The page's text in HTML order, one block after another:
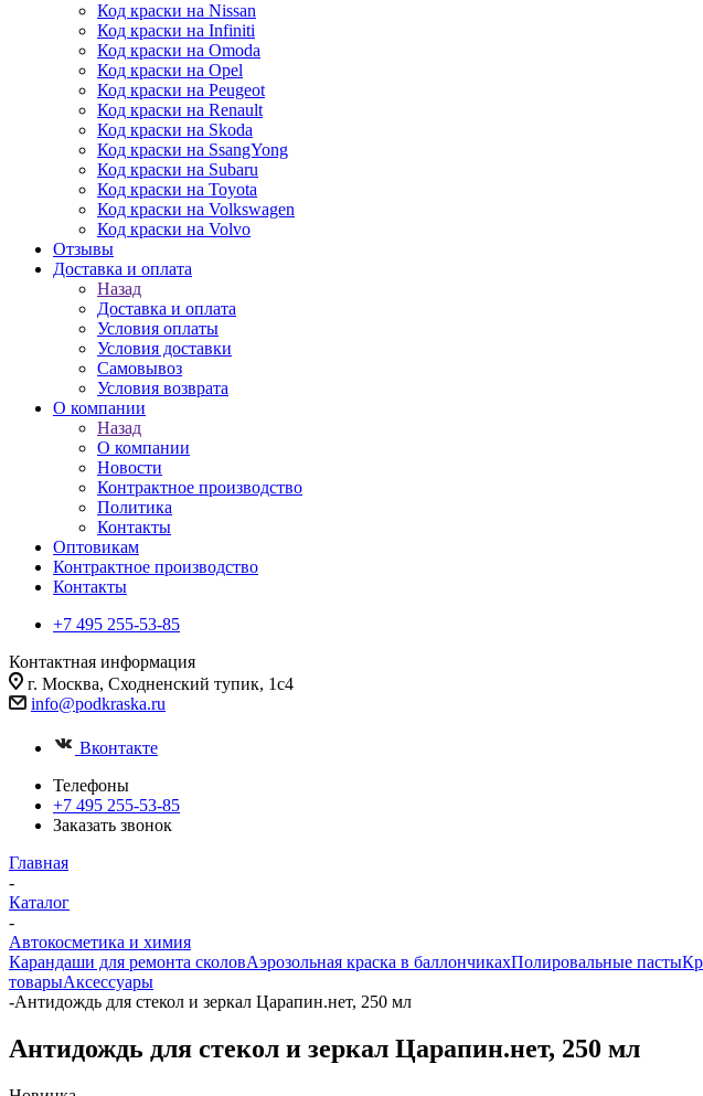
Код краски на Nissan
Код краски на Infiniti
Код краски на Omoda
Код краски на Opel
Код краски на Peugeot
Код краски на Renault
Код краски на Skoda
Код краски на SsangYong
Код краски на Subaru
Код краски на Toyota
Код краски на Volkswagen
Код краски на Volvo
Отзывы
Доставка и оплата
Назад
Доставка и оплата
Условия оплаты
Условия доставки
Самовывоз
Условия возврата
О компании
Назад
О компании
Новости
Контрактное производство
Политика
Контакты
Оптовикам
Контрактное производство
Контакты
+7 495 255-53-85
Контактная информация
г. Москва, Сходненский тупик, 1с4
info@podkraska.ru
Вконтакте
Телефоны
+7 495 255-53-85
Заказать звонок
Главная
-
Каталог
-
Автокосметика и химия
Карандаши для ремонта сколовАэрозольная краска в баллончикахПолировальные пасты
товарыАксессуары
-Антидождь для стекол и зеркал Царапин.нет, 250 мл
Антидождь для стекол и зеркал Царапин.нет, 250 мл